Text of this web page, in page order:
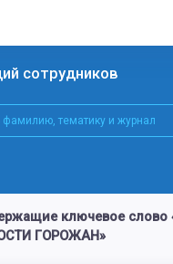
сотрудников
ключевое
ГОРОЖАН»